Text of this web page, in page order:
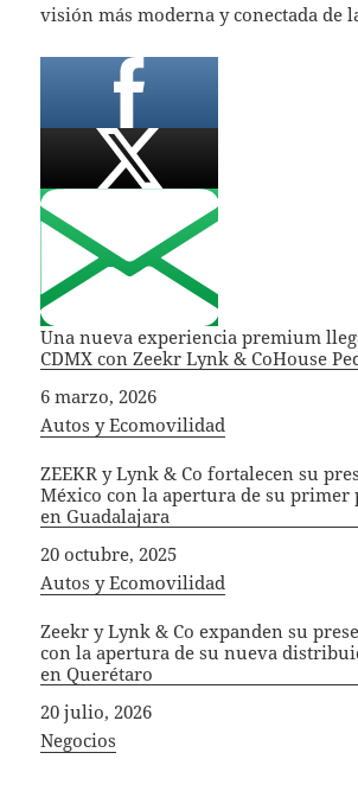
visión más moderna y conectada de
Una nueva experiencia premium
CDMX con Zeekr Lynk & CoHouse
Fecha
6 marzo, 2026
In relation to
Autos y Ecomovilidad
ZEEKR y Lynk & Co fortalecen su
México con la apertura de su
en Guadalajara
Fecha
20 octubre, 2025
In relation to
Autos y Ecomovilidad
Zeekr y Lynk & Co expanden su
con la apertura de su nueva
en Querétaro
Fecha
20 julio, 2026
In relation to
Negocios